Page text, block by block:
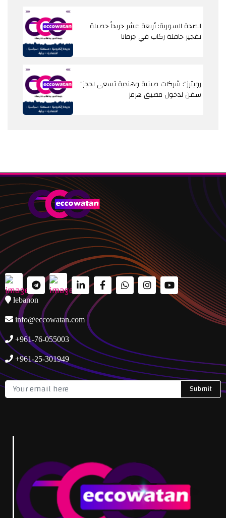
الصحة السورية: أربعة عشر جريحاً حصيلة
تفجير حافلة ركاب في جرمانا
"رويترز": شركات صينية وهندية تسعى لحجز
سفن لدخول مضيق هرمز
lebanon
info@eccowatan.com
+961-76-055003
+961-25-301949
Submit